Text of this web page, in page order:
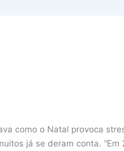
como o Natal provoca
já se deram conta. “Em